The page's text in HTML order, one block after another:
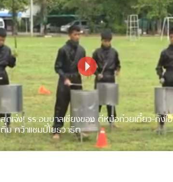
สุดเจ๋ง! รร.อนุบาลเชียงของ ตีหม้อก๋วยเตี๋ยว-ถังไอ
ติม คว้าแชมป์โยธวาธิต